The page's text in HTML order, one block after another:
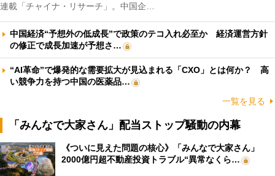
連載「チャイナ・リサーチ」。中国企…
中国経済“予想外の低成長”で政策のテコ入れ必至か 経済運営方針
の修正で成長加速が予想さ…
“AI革命”で爆発的な需要拡大が見込まれる「CXO」とは何か？ 高
い競争力を持つ中国の医薬品…
一覧を見る
「みんなで大家さん」配当ストップ騒動の内幕
《ついに見えた問題の核心》「みんなで大家さん」
2000億円超不動産投資トラブル“異常なくら…